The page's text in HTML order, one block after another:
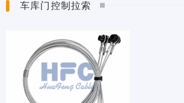
车库门控制拉索